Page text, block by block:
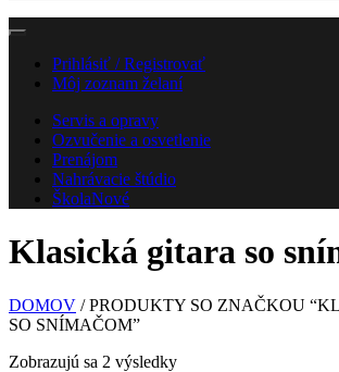
Prihlásiť / Registrovať
Môj zoznam želaní
Servis a opravy
Ozvučenie a osvetlenie
Prenájom
Nahrávacie štúdio
ŠkolaNové
Klasická gitara so
DOMOV / PRODUKTY SO ZNAČKOU
SO SNÍMAČOM”
Zobrazujú sa 2 výsledky